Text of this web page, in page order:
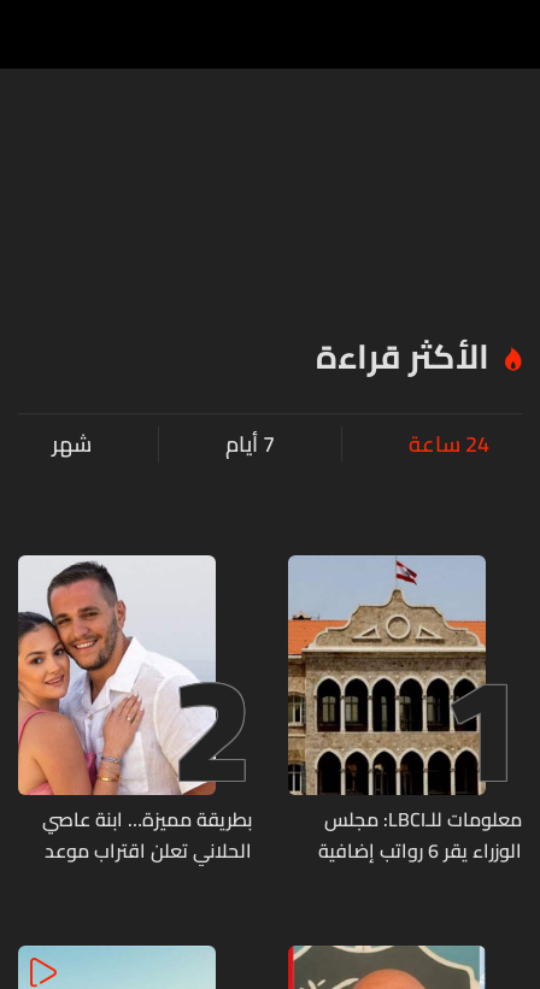
الأكثر قراءة
24 ساعة 7 أيام شهر
1
معلومات للـLBCI: مجلس
الوزراء يقر 6 رواتب إضافية
منذ آذار
2
بطريقة مميزة… ابنة عاصي
الحلاني تعلن اقتراب موعد